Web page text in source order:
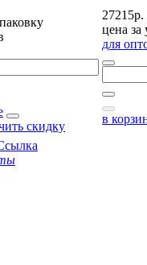
скидку
27215р.
цена за
для
в